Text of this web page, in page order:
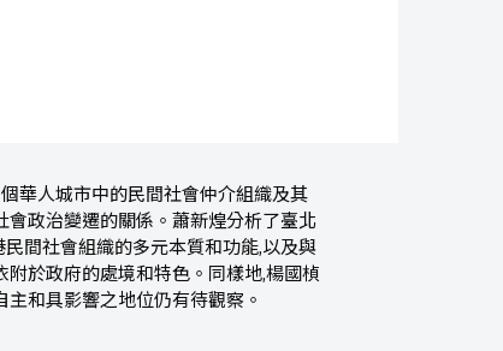
華人城市中的民間社會仲介組織及其
政治變遷的關係。蕭新煌分析了臺北
間社會組織的多元本質和功能,以及與
於政府的處境和特色。同樣地,楊國楨
和具影響之地位仍有待觀察。